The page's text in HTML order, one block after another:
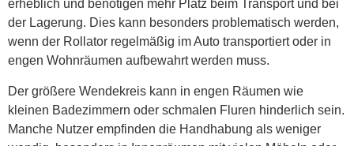
erheblich und benötigen mehr Platz beim Transport und bei
der Lagerung. Dies kann besonders problematisch werden,
wenn der Rollator regelmäßig im Auto transportiert oder in
engen Wohnräumen aufbewahrt werden muss.
Der größere Wendekreis kann in engen Räumen wie
kleinen Badezimmern oder schmalen Fluren hinderlich sein.
Manche Nutzer empfinden die Handhabung als weniger